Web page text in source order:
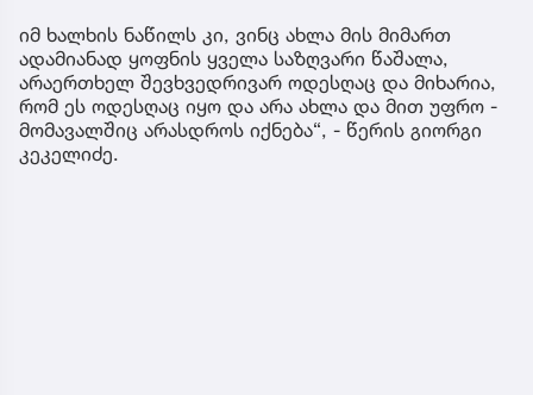
იმ ხალხის ნაწილს კი, ვინც ახლა მის მიმართ
ადამიანად ყოფნის ყველა საზღვარი წაშალა,
არაერთხელ შევხვედრივარ ოდესღაც და მიხარია,
რომ ეს ოდესღაც იყო და არა ახლა და მით უფრო -
მომავალშიც არასდროს იქნება“, - წერის გიორგი
კეკელიძე.